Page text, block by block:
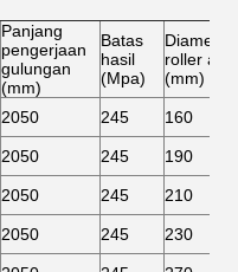
Panjang
pengerjaan
gulungan
(mm)
Batas
hasil
(Mpa)
Diameter
roller atas
(mm)
2050 245
160
2050 245
190
2050 245
210
2050 245
230